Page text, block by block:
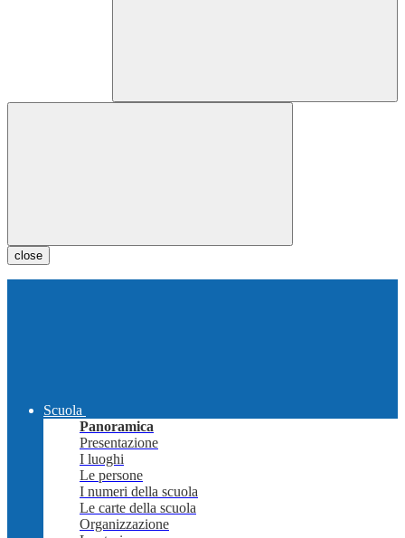
close
Scuola
Panoramica
Presentazione
I luoghi
Le persone
I numeri della scuola
Le carte della scuola
Organizzazione